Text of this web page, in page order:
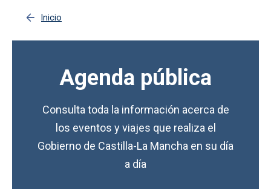
Inicio
Agenda pública
Consulta toda la información acerca de
los eventos y viajes que realiza el
Gobierno de Castilla-La Mancha en su día
a día